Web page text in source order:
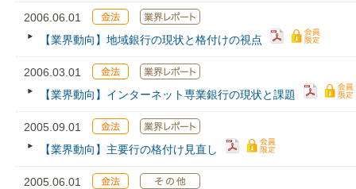
2006.06.01
【業界動向】地域銀行の現状と格付けの視点
2006.03.01
【業界動向】インターネット専業銀行の現状と課題
2005.09.01
【業界動向】主要行の格付け見直し
2005.06.01